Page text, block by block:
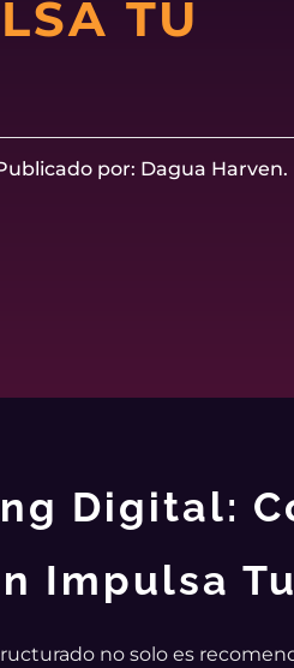
TU
por: Dagua Harven.
Digital:
Impulsa
no solo es